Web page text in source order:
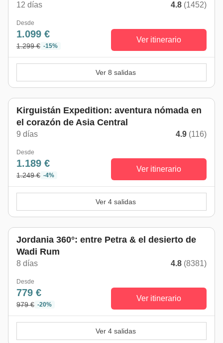
12 días 4.8 (1452)
Desde
1.099 €
1.299 € -15%
Ver itinerario
Ver 8 salidas
Kirguistán Expedition: aventura nómada en
el corazón de Asia Central
9 días 4.9 (116)
Desde
1.189 €
1.249 € -4%
Ver itinerario
Ver 4 salidas
Jordania 360°: entre Petra & el desierto de
Wadi Rum
8 días 4.8 (8381)
Desde
779 €
979 € -20%
Ver itinerario
Ver 4 salidas